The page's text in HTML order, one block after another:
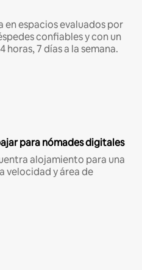
en espacios evaluados por
confiables y con un
horas, 7 días a la semana.
para nómades digitales
alojamiento para una
velocidad y área de